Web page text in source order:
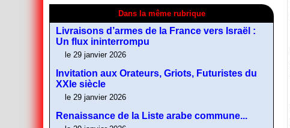
Dans la même rubrique
Livraisons d’armes de la France vers Israël :
Un flux ininterrompu
le 29 janvier 2026
Invitation aux Orateurs, Griots, Futuristes du
XXIe siècle
le 29 janvier 2026
Renaissance de la Liste arabe commune...